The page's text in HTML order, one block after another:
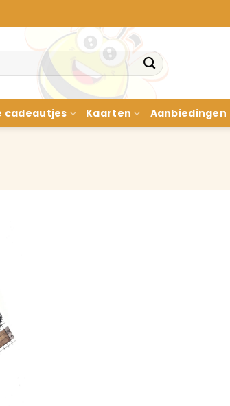
cadeautjes Kaarten Aanbiedingen